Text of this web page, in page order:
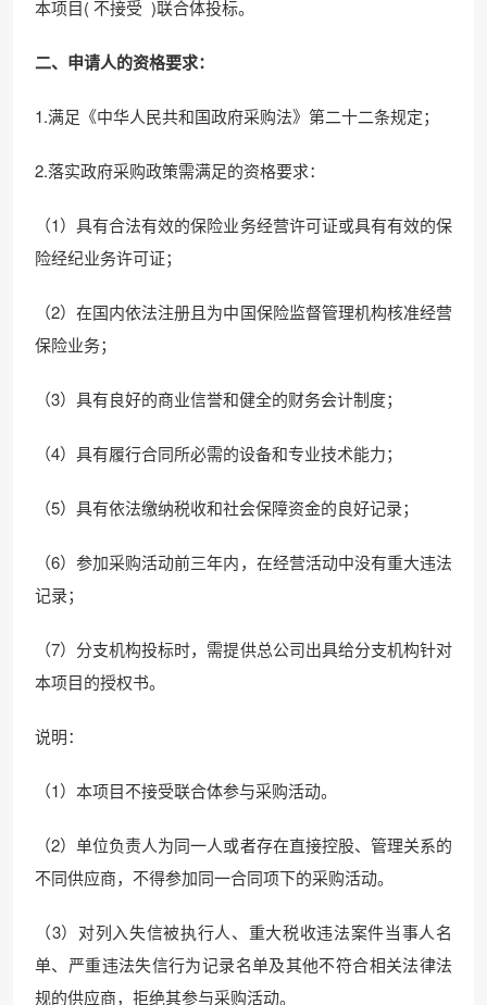
本项目( 不接受 )联合体投标。
二、申请人的资格要求：
1.满足《中华人民共和国政府采购法》第二十二条规定；
2.落实政府采购政策需满足的资格要求：
（1）具有合法有效的保险业务经营许可证或具有有效的保
险经纪业务许可证；
（2）在国内依法注册且为中国保险监督管理机构核准经营
保险业务；
（3）具有良好的商业信誉和健全的财务会计制度；
（4）具有履行合同所必需的设备和专业技术能力；
（5）具有依法缴纳税收和社会保障资金的良好记录；
（6）参加采购活动前三年内，在经营活动中没有重大违法
记录；
（7）分支机构投标时，需提供总公司出具给分支机构针对
本项目的授权书。
说明：
（1）本项目不接受联合体参与采购活动。
（2）单位负责人为同一人或者存在直接控股、管理关系的
不同供应商，不得参加同一合同项下的采购活动。
（3）对列入失信被执行人、重大税收违法案件当事人名
单、严重违法失信行为记录名单及其他不符合相关法律法
规的供应商，拒绝其参与采购活动。